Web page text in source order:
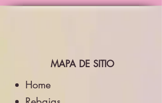
MAPA DE SITIO
Home